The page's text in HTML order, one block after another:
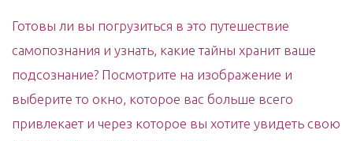
Готовы ли вы погрузиться в это путешествие
самопознания и узнать, какие тайны хранит ваше
подсознание? Посмотрите на изображение и
выберите то окно, которое вас больше всего
привлекает и через которое вы хотите увидеть свою